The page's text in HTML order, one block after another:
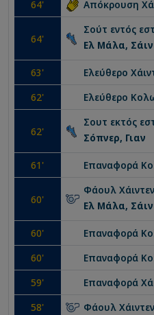
64' Απόκρουση
64'
Σούτ εντός
Ελ Μάλα,
63' Ελεύθερο
62' Ελεύθερο
62'
Σουτ εκτός
Σόπνερ, Γιαν
61 ' Επαναφορά
60'
Φάουλ
Ελ Μάλα,
60' Επαναφορά
60' Επαναφορά
59' Επαναφορά
58' Φάουλ